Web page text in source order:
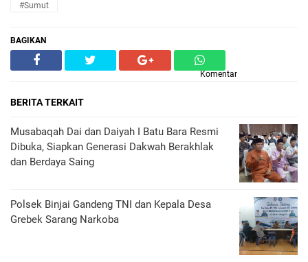
#Sumut
BAGIKAN
Komentar
BERITA TERKAIT
Musabaqah Dai dan Daiyah I Batu Bara Resmi
Dibuka, Siapkan Generasi Dakwah Berakhlak
dan Berdaya Saing
Polsek Binjai Gandeng TNI dan Kepala Desa
Grebek Sarang Narkoba